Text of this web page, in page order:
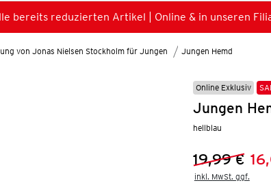
bereits reduzierten Artikel | Online & in unseren
von Jonas Nielsen Stockholm für Jungen Jungen Hemd
Online Exklusiv
Jungen
hellblau
Vorheriger
19,99 €
Neuer
inkl. MwSt. ggf.